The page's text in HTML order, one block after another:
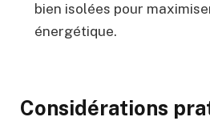
bien isolées pour
énergétique.
Considérations